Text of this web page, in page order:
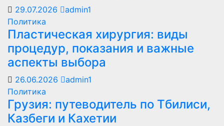
29.07.2026
admin1
Политика
Пластическая хирургия: виды
процедур, показания и важные
аспекты выбора
26.06.2026
admin1
Политика
Грузия: путеводитель по Тбилиси,
Казбеги и Кахетии